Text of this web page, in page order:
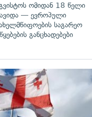
ომიდან 18 წელი
— ევროპული
საგარეო
განცხადებები